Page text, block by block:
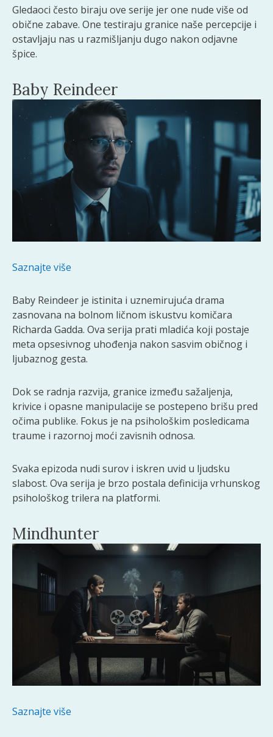
Gledaoci često biraju ove serije jer one nude više od
obične zabave. One testiraju granice naše percepcije i
ostavljaju nas u razmišljanju dugo nakon odjavne
špice.
Baby Reindeer
Saznajte više
Baby Reindeer je istinita i uznemirujuća drama
zasnovana na bolnom ličnom iskustvu komičara
Richarda Gadda. Ova serija prati mladića koji postaje
meta opsesivnog uhođenja nakon sasvim običnog i
ljubaznog gesta.
Dok se radnja razvija, granice između sažaljenja,
krivice i opasne manipulacije se postepeno brišu pred
očima publike. Fokus je na psihološkim posledicama
traume i razornoj moći zavisnih odnosa.
Svaka epizoda nudi surov i iskren uvid u ljudsku
slabost. Ova serija je brzo postala definicija vrhunskog
psihološkog trilera na platformi.
Mindhunter
Saznajte više